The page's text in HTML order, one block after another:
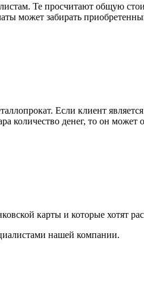
Те просчитают общую
может забирать
Если клиент
количество денег, то он
карты и которые хотят
нашей компании.